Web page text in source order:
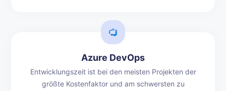
Azure DevOps
Entwicklungszeit ist bei den meisten Projekten der
größte Kostenfaktor und am schwersten zu